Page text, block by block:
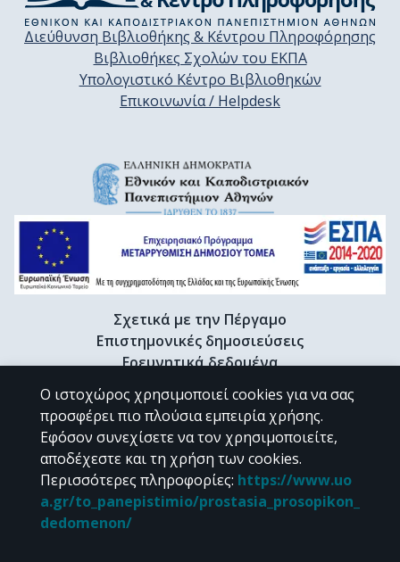
Διεύθυνση Βιβλιοθήκης & Κέντρου Πληροφόρησης
Βιβλιοθήκες Σχολών του ΕΚΠΑ
Υπολογιστικό Κέντρο Βιβλιοθηκών
Επικοινωνία / Helpdesk
Σχετικά με την Πέργαμο
Επιστημονικές δημοσιεύσεις
Ερευνητικά δεδομένα
Διδακτορικές διατριβές & Γκρίζα βιβλιογραφία
Προφίλ Ερευνητή
CC BY-NC 4.0
Εκτός αν αναφέρεται διαφορετικά, το υλικό της "Περγάμου" διατίθεται
Ο ιστοχώρος χρησιμοποιεί cookies για να σας
προσφέρει πιο πλούσια εμπειρία χρήσης.
Εφόσον συνεχίσετε να τον χρησιμοποιείτε,
αποδέχεστε και τη χρήση των cookies.
Περισσότερες πληροφορίες: https://www.uo
a.gr/to_panepistimio/prostasia_prosopikon_
dedomenon/